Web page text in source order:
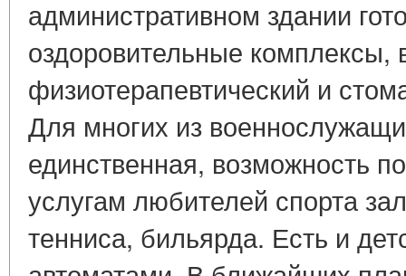
административном здании
оздоровительные комплексы,
физиотерапевтический и
Для многих из
единственная, возможность
услугам любителей спорта
тенниса, бильярда. Есть и